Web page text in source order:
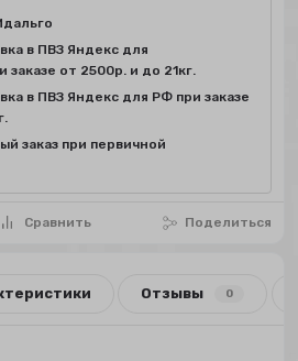
Сравнить Поделиться
в ПВЗ Яндекс для
заказе от 2500р. и до 21кг.
в ПВЗ Яндекс для РФ при заказе
заказ при первичной
Отзывы 0